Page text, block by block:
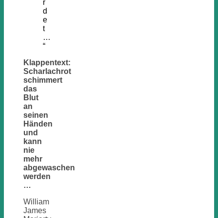
r
d
e
t
…
“
Klappentext:
Scharlachrot
schimmert
das
Blut
an
seinen
Händen
und
kann
nie
mehr
abgewaschen
werden
…
William
James